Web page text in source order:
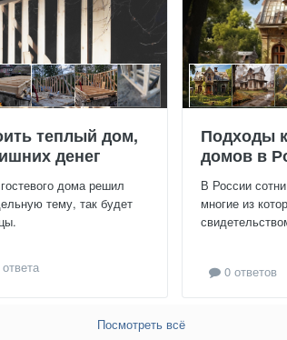
теплый дом,
денег
дома решил
тему, так будет
Подходы
домов в
В России
многие из
0 ответов
Посмотреть всё